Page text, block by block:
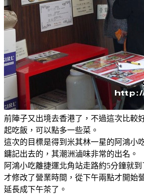
前陣子又出境去香港了，不過這次比較
起吃飯，可以點多一些菜。
這次的目標是得到米其林一星的阿鴻小
鏞記出去的，其潮洲滷味非常的出名。
阿鴻小吃離捷運北角站走路約5分鐘就
才修改了營業時間，從下午兩點才開始
延長成下午茶了。